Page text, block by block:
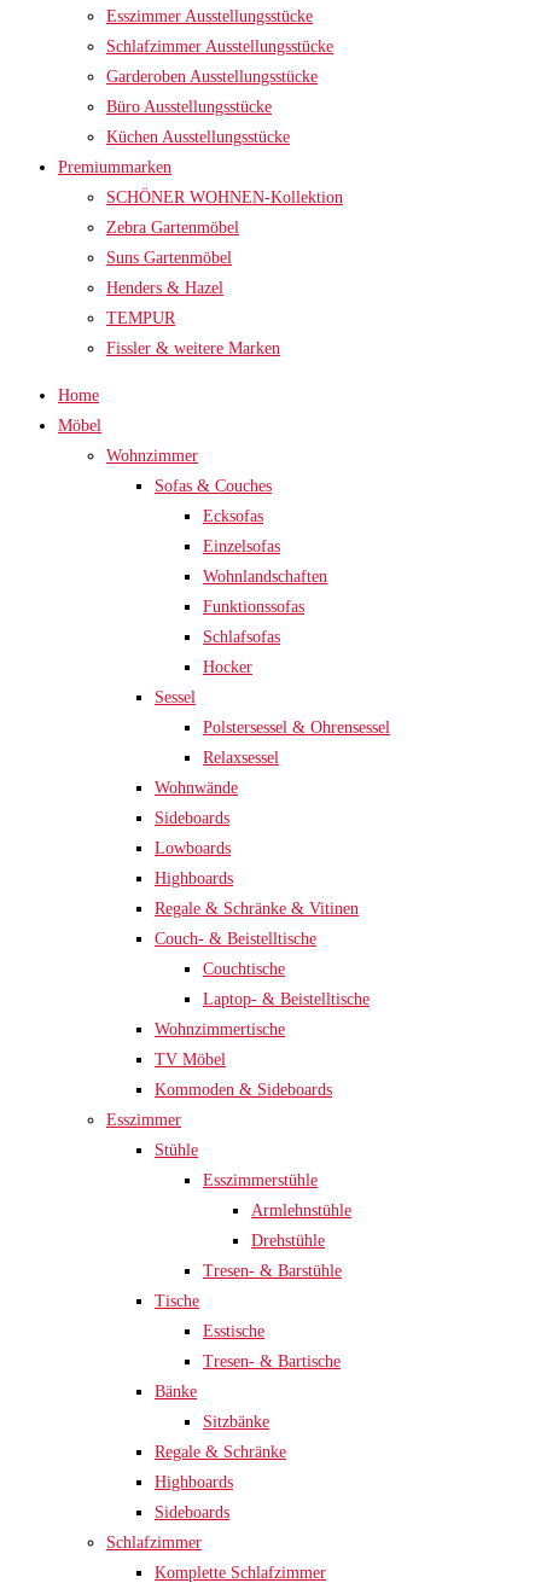
Esszimmer Ausstellungsstücke
Schlafzimmer Ausstellungsstücke
Garderoben Ausstellungsstücke
Büro Ausstellungsstücke
Küchen Ausstellungsstücke
Premiummarken
SCHÖNER WOHNEN-Kollektion
Zebra Gartenmöbel
Suns Gartenmöbel
Henders & Hazel
TEMPUR
Fissler & weitere Marken
Home
Möbel
Wohnzimmer
Sofas & Couches
Ecksofas
Einzelsofas
Wohnlandschaften
Funktionssofas
Schlafsofas
Hocker
Sessel
Polstersessel & Ohrensessel
Relaxsessel
Wohnwände
Sideboards
Lowboards
Highboards
Regale & Schränke & Vitinen
Couch- & Beistelltische
Couchtische
Laptop- & Beistelltische
Wohnzimmertische
TV Möbel
Kommoden & Sideboards
Esszimmer
Stühle
Esszimmerstühle
Armlehnstühle
Drehstühle
Tresen- & Barstühle
Tische
Esstische
Tresen- & Bartische
Bänke
Sitzbänke
Regale & Schränke
Highboards
Sideboards
Schlafzimmer
Komplette Schlafzimmer